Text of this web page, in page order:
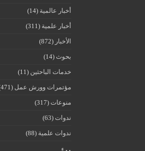
أخبار عالمية (14)
أخبار علمية (311)
الأخبار (872)
بحوث (14)
خدمات الباحثين (11)
مؤتمرات وورش عمل (471)
منوعات (317)
ندوات (63)
ندوات علمية (88)